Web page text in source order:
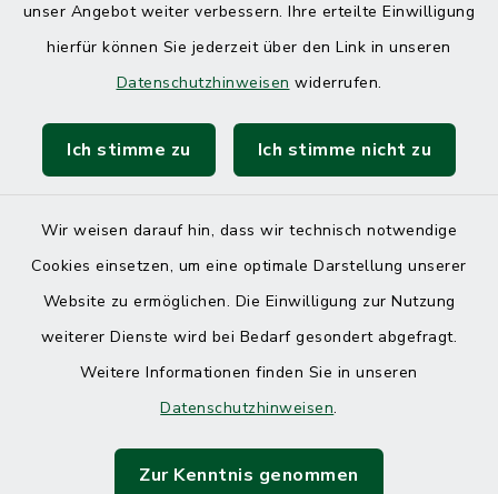
unser Angebot weiter verbessern. Ihre erteilte Einwilligung
hierfür können Sie jederzeit über den Link in unseren
Datenschutzhinweisen widerrufen.
Ich stimme zu Ich stimme nicht zu
Wir weisen darauf hin, dass wir technisch notwendige
Cookies einsetzen, um eine optimale Darstellung unserer
Website zu ermöglichen. Die Einwilligung zur Nutzung
weiterer Dienste wird bei Bedarf gesondert abgefragt.
Weitere Informationen finden Sie in unseren
Datenschutzhinweisen.
Zur Kenntnis genommen
Barrierefreiheit